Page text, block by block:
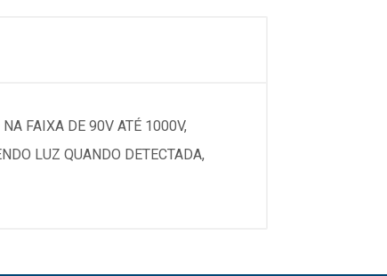
FAIXA DE 90V ATÉ 1000V,
LUZ QUANDO DETECTADA,